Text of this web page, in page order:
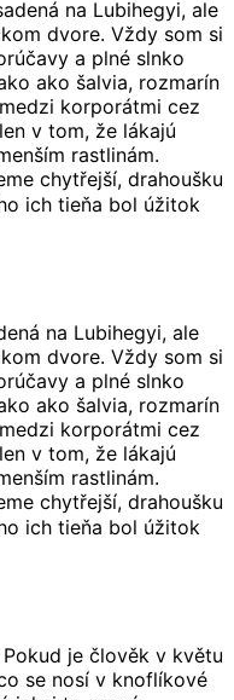
na Lubihegyi, ale
dvore. Vždy som si
a plné slnko
ako šalvia, rozmarín
korporátmi cez
v tom, že lákajú
rastlinám.
chytřejší, drahoušku
ich tieňa bol úžitok